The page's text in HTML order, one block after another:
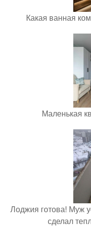
Какая ванная
Маленькая
Лоджия готова! Муж
сделал